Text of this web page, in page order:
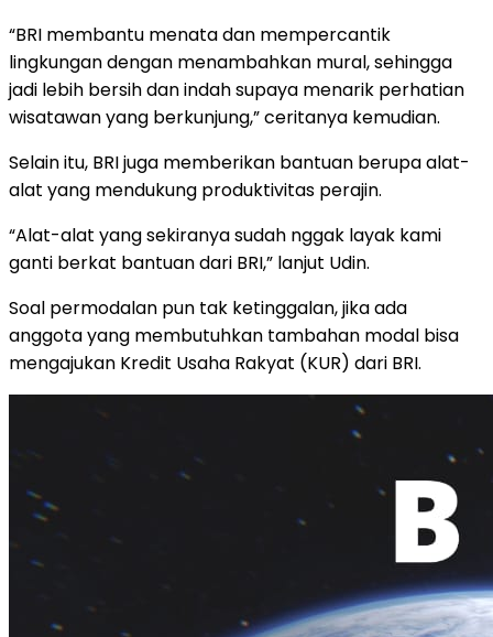
“BRI membantu menata dan mempercantik
lingkungan dengan menambahkan mural, sehingga
jadi lebih bersih dan indah supaya menarik perhatian
wisatawan yang berkunjung,” ceritanya kemudian.
Selain itu, BRI juga memberikan bantuan berupa alat-
alat yang mendukung produktivitas perajin.
“Alat-alat yang sekiranya sudah nggak layak kami
ganti berkat bantuan dari BRI,” lanjut Udin.
Soal permodalan pun tak ketinggalan, jika ada
anggota yang membutuhkan tambahan modal bisa
mengajukan Kredit Usaha Rakyat (KUR) dari BRI.